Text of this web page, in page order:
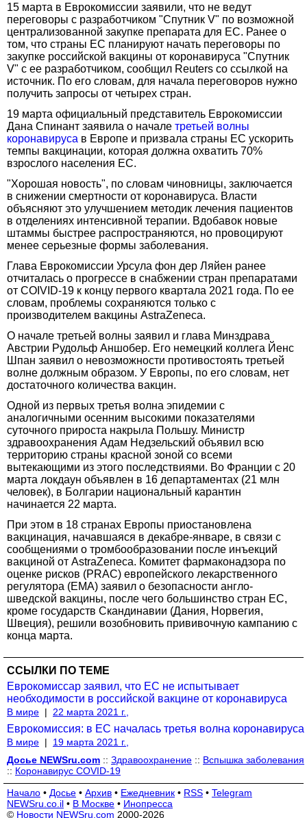
15 марта в Еврокомиссии заявили, что не ведут
переговоры с разработчиком "Спутник V" по возможной
централизованной закупке препарата для ЕС. Ранее о
том, что страны ЕС планируют начать переговоры по
закупке российской вакцины от коронавируса "Спутник
V" с ее разработчиком, сообщил Reuters со ссылкой на
источник. По его словам, для начала переговоров нужно
получить запросы от четырех стран.
19 марта официальный представитель Еврокомиссии
Дана Спинант заявила о начале третьей волны
коронавируса в Европе и призвала страны ЕС ускорить
темпы вакцинации, которая должна охватить 70%
взрослого населения ЕС.
"Хорошая новость", по словам чиновницы, заключается
в снижении смертности от коронавируса. Власти
объясняют это улучшением методик лечения пациентов
в отделениях интенсивной терапии. Вдобавок новые
штаммы быстрее распространяются, но провоцируют
менее серьезные формы заболевания.
Глава Еврокомиссии Урсула фон дер Ляйен ранее
отчиталась о прогрессе в снабжении стран препаратами
от COIVID-19 к концу первого квартала 2021 года. По ее
словам, проблемы сохраняются только с
производителем вакцины AstraZeneca.
О начале третьей волны заявил и глава Минздрава
Австрии Рудольф Аншобер. Его немецкий коллега Йенс
Шпан заявил о невозможности противостоять третьей
волне должным образом. У Европы, по его словам, нет
достаточного количества вакцин.
Одной из первых третья волна эпидемии с
аналогичными осенним высокими показателями
суточного прироста накрыла Польшу. Министр
здравоохранения Адам Недзельский объявил всю
территорию страны красной зоной со всеми
вытекающими из этого последствиями. Во Франции с 20
марта локдаун объявлен в 16 департаментах (21 млн
человек), в Болгарии национальный карантин
начинается 22 марта.
При этом в 18 странах Европы приостановлена
вакцинация, начавшаяся в декабре-январе, в связи с
сообщениями о тромбообразовании после инъекций
вакциной от AstraZeneca. Комитет фармаконадзора по
оценке рисков (PRAC) европейского лекарственного
регулятора (ЕМА) заявил о безопасности англо-
шведской вакцины, после чего большинство стран ЕС,
кроме государств Скандинавии (Дания, Норвегия,
Швеция), решили возобновить прививочную кампанию с
конца марта.
ССЫЛКИ ПО ТЕМЕ
Еврокомиссар заявил, что ЕС не испытывает
необходимости в российской вакцине от коронавируса
В мире | 22 марта 2021 г.,
Еврокомиссия: в ЕС началась третья волна коронавируса
В мире |
19 марта 2021 г.,
Досье NEWSru.com :: Здравоохранение :: Вспышка заболевания
:: Коронавирус COVID-19
Начало • Досье • Архив • Ежедневник • RSS • Telegram
NEWSru.co.il • В Москве • Инопресса
© Новости NEWSru.com 2000-2026